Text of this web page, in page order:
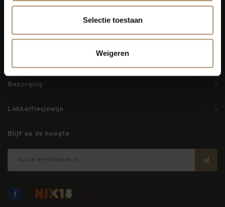
Selectie toestaan
Weigeren
2431 AE Noorden
info@lekkerflesjewijn.nl
Bezorging
Lekkerflesjewijn
Blijf op de hoogte